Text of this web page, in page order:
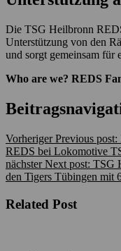
Die TSG Heilbronn
Unterstützung von den
und sorgt gemeinsam für
Who are we? REDS
Vorheriger Previous post:
REDS bei Lokomotive
nächster Next post: TSG
den Tigers Tübingen mit
Related Post